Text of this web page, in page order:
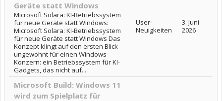
Geräte statt Windows
Microsoft Solara: KI-Betriebssystem
für neue Geräte statt Windows:
Microsoft Solara: KI-Betriebssystem
für neue Geräte statt Windows Das
Konzept klingt auf den ersten Blick
ungewohnt für einen Windows-
Konzern: ein Betriebssystem für KI-
Gadgets, das nicht auf...
User-
Neuigkeiten
3. Juni
2026
Microsoft Build: Windows 11
wird zum Spielplatz für